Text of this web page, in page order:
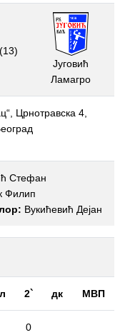
(13)
Југовић
Ламагро
Црнотравска 4,
Стефан
Филип
Вукићевић Дејан
2` дк МВП
0